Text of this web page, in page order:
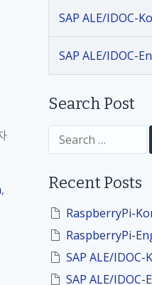
,
SAP ALE/IDOC-
SAP ALE/IDOC-
Search Post
c
o
Recent Posts
RaspberryPi-
RaspberryPi-
SAP ALE/
SAP ALE/